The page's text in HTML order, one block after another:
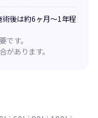
後は約6ヶ月〜1年程
す。
あります。